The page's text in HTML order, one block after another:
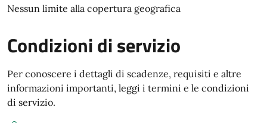
Nessun limite alla copertura geografica
Condizioni di servizio
Per conoscere i dettagli di scadenze, requisiti e altre
informazioni importanti, leggi i termini e le condizioni
di servizio.